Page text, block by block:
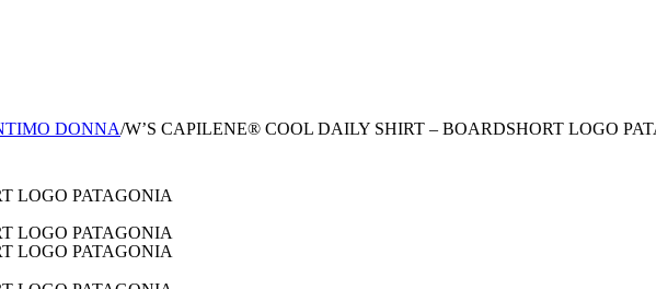
DONNA/W’S CAPILENE® COOL DAILY SHIRT – BOARDSHORT LOGO